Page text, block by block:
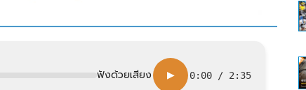
ฟังด้วยเสียง ▶ 0:00 / 2:35